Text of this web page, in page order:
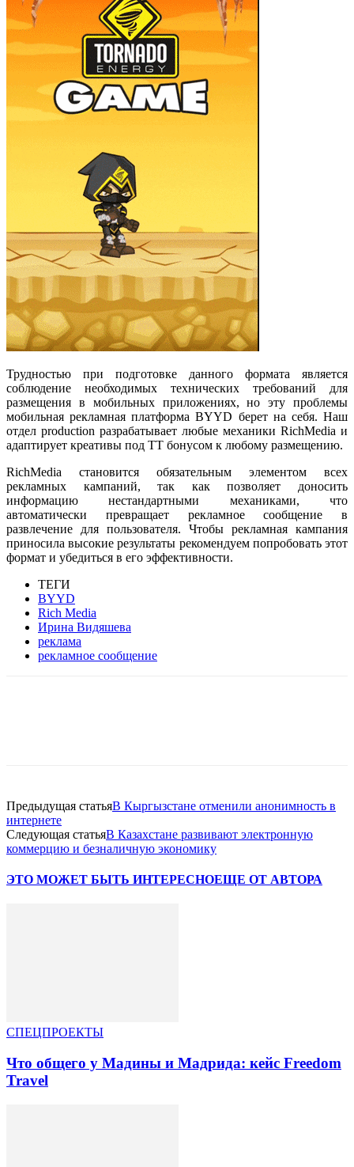
Трудностью при подготовке данного формата является
соблюдение необходимых технических требований для
размещения в мобильных приложениях, но эту проблемы
мобильная рекламная платформа BYYD берет на себя. Наш
отдел production разрабатывает любые механики RichMedia и
адаптирует креативы под ТТ бонусом к любому размещению.
RichMedia становится обязательным элементом всех
рекламных кампаний, так как позволяет доносить
информацию нестандартными механиками, что
автоматически превращает рекламное сообщение в
развлечение для пользователя. Чтобы рекламная кампания
приносила высокие результаты рекомендуем попробовать этот
формат и убедиться в его эффективности.
ТЕГИ
BYYD
Rich Media
Ирина Видяшева
реклама
рекламное сообщение
Предыдущая статьяВ Кыргызстане отменили анонимность в
интернете
Следующая статьяВ Казахстане развивают электронную
коммерцию и безналичную экономику
ЭТО МОЖЕТ БЫТЬ ИНТЕРЕСНОЕЩЕ ОТ АВТОРА
СПЕЦПРОЕКТЫ
Что общего у Мадины и Мадрида: кейс Freedom
Travel